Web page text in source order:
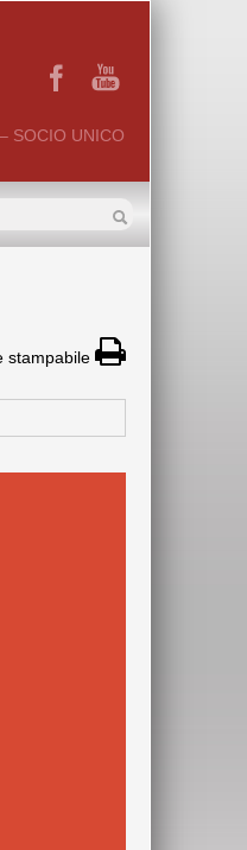
SOCIO UNICO
stampabile